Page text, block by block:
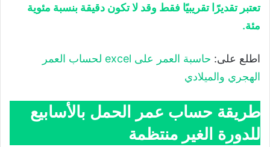
تعتبر تقديرًا تقريبيًا فقط وقد لا تكون دقيقة بنسبة مئوية
مئة.
اطلع على:
حاسبة العمر على excel لحساب العمر
الهجري والميلادي
طريقة حساب عمر الحمل بالأسابيع
للدورة الغير منتظمة